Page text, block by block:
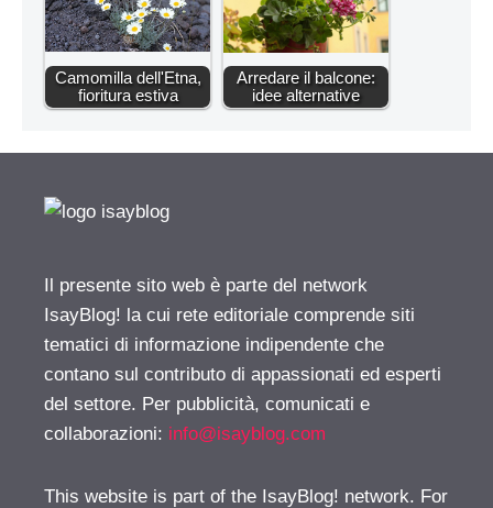
Camomilla dell'Etna,
fioritura estiva
Arredare il balcone:
idee alternative
Il presente sito web è parte del network
IsayBlog! la cui rete editoriale comprende siti
tematici di informazione indipendente che
contano sul contributo di appassionati ed esperti
del settore. Per pubblicità, comunicati e
collaborazioni: info@isayblog.com
This website is part of the IsayBlog! network. For